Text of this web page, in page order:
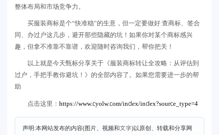
整体布局和市场竞争力。
买服装商标是个“快准稳”的生意，但一定要做好 查商标、签合
同、办过户这几步，避开那些隐藏的坑！如果你对某个商标感兴
趣，但拿不准靠不靠谱，欢迎随时咨询我们，帮你把关！
以上就是今天甄标分享关于《服装商标转让全攻略：从评估到
过户，手把手教你避坑！》的全部内容了。如果您需要进一步的帮
助
点击这里： https://www.cyolw.com/index/index?source_type=4
声明:本网站发布的内容(图片、视频和文字)以原创、转载和分享网